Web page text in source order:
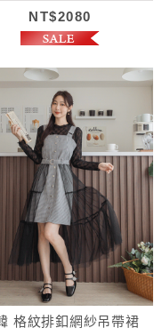
NT$2080
格紋排釦網紗吊帶裙